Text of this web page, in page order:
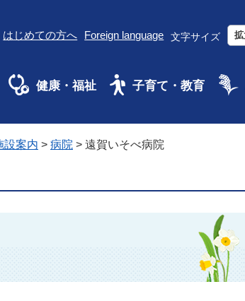
はじめての方へ Foreign language 文字サイズ
健康・福祉 子育て・教育
設案内 > 病院 > 遠賀いそべ病院